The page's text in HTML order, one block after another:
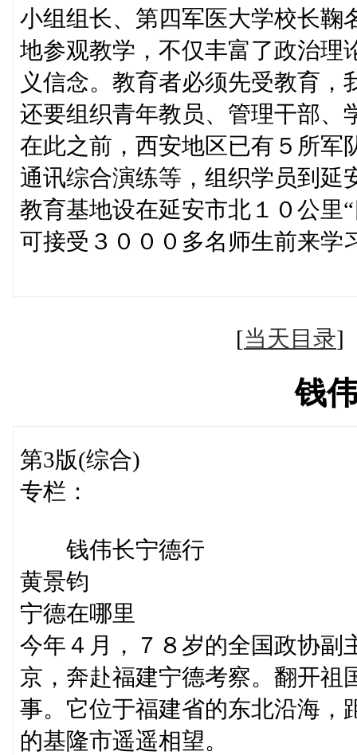
小组组长、第四军医大学校长鞠
地参观教学，不仅丰富了政治理
义信念。教育者必须先受教育
还要组织青年教员、管理干部、
在此之前，西安地区已有５所军
通讯综合演练等，组织学员到延
教育基地设在延安市北１０公里
可接受３０００多名师生前来学
[当天目录
钱
第3版(综合)
专栏：
钱伟长宁德行
黄景钧
宁德在哪里
今年４月，７８岁的全国政协副
京，奔赴福建宁德考察。翻开祖
事。它位于福建省的东北沿海，
的基隆市遥遥相望。